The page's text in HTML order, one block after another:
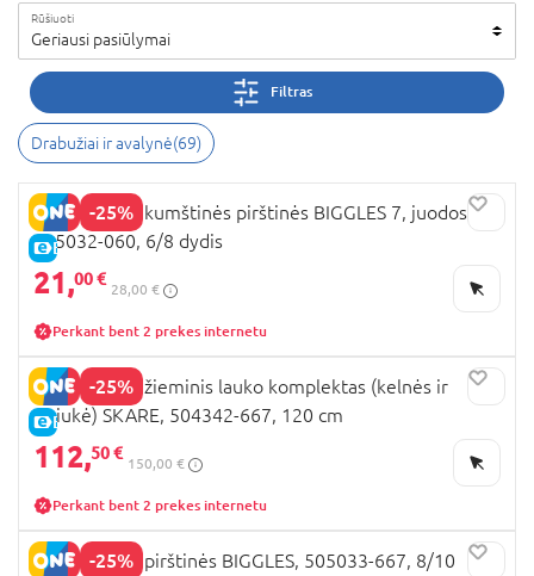
užtikrinti maksimalų komfortą tiek aktyviai
leidžiant laiką gamtoje, tiek kasdienėse veiklose.
Gamintojas didelį dėmesį skiria aplinkai
draugiškoms medžiagoms ir gamybos procesams.
Rinkitės Didriksons – prekės ženklą, kuris saugo
patikimumas jūsų kasdienybei.
Rūšiuoti
Geriausi pasiūlymai
Filtras
Drabužiai ir avalynė(69)
-25%
E-KAINA
DIDRIKSONS kumštinės pirštinės BIGGLES 7, juodos,
505032-060, 6/8 dydis
21,00 €
28,00 €
Perkant bent 2 prekes internetu
-25%
E-KAINA
DIDRIKSONS žieminis lauko komplektas (kelnės ir
striukė) SKARE, 504342-667, 120 cm
112,50 €
150,00 €
Perkant bent 2 prekes internetu
-25%
DIDRIKSONS pirštinės BIGGLES, 505033-667, 8/10